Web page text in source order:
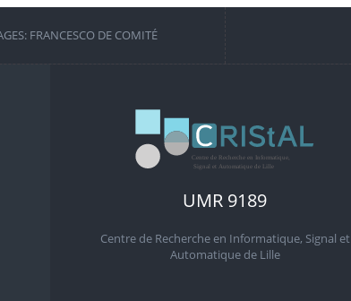
FRANCESCO DE COMITÉ
UMR 9189
Centre de Recherche en Informatique, Signal et
Automatique de Lille